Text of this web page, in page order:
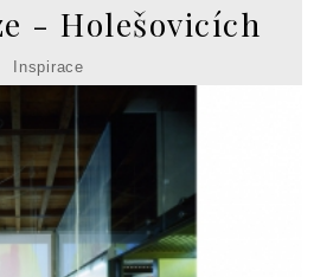
- Holešovicích
Inspirace